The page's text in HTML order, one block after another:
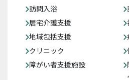
訪問入浴
居宅介護支援
地域包括支援
クリニック
障がい者支援施設